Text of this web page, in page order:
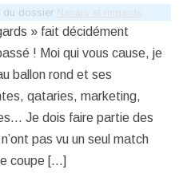
du dossier Nanars et ringards
» fait décidément
! Moi qui vous cause, je
ballon rond et ses
qataries, marketing,
Je dois faire partie des
pas vu un seul match
coupe […]